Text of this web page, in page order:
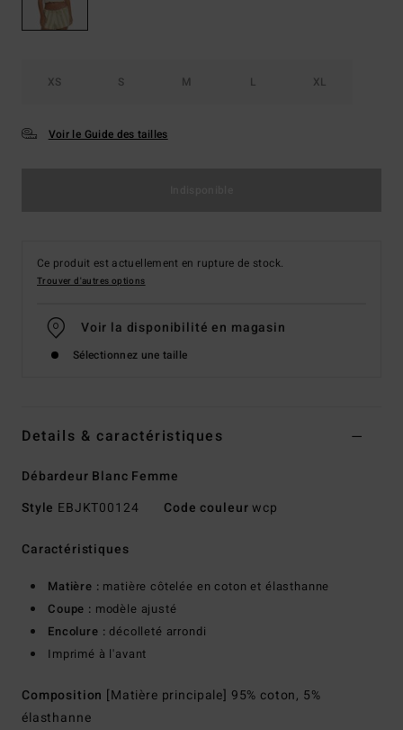
XS S M L XL
Voir le Guide des tailles
Ce produit est actuellement en rupture de stock.
Trouver d'autres options
Voir la disponibilité en magasin
Sélectionnez une taille
Details & caractéristiques
Débardeur Blanc Femme
Style EBJKT00124 Code couleurwcp
Caractéristiques
Matière : matière côtelée en coton et élasthanne
Coupe : modèle ajusté
Encolure :décolleté arrondi
Imprimé à l'avant
Composition [Matière principale] 95% coton, 5%
élasthanne